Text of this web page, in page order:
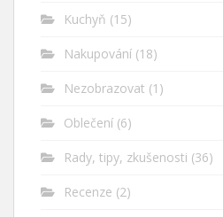
Kuchyň (15)
Nakupování (18)
Nezobrazovat (1)
Oblečení (6)
Rady, tipy, zkušenosti (36)
Recenze (2)